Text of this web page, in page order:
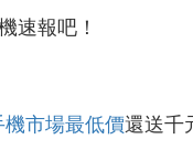
速報吧！
機市場最低價還送千